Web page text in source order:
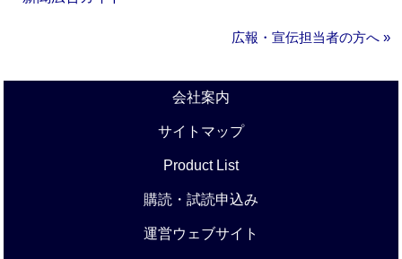
広報・宣伝担当者の方へ »
会社案内
サイトマップ
Product List
購読・試読申込み
運営ウェブサイト